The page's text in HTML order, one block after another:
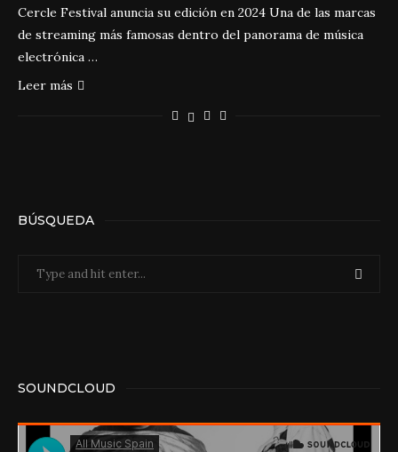
Cercle Festival anuncia su edición en 2024 Una de las marcas
de streaming más famosas dentro del panorama de música
electrónica …
Leer más
BÚSQUEDA
SOUNDCLOUD